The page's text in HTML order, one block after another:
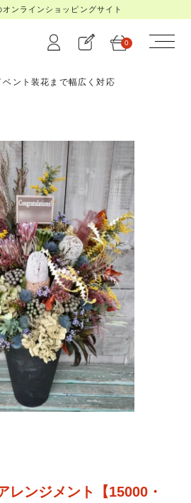
ンラインショッピングサイト
ント装花まで幅広く対応
0
レンジメント【15000・